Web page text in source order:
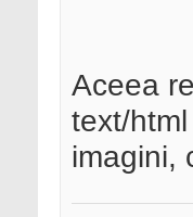
Aceea
text/
imagini,